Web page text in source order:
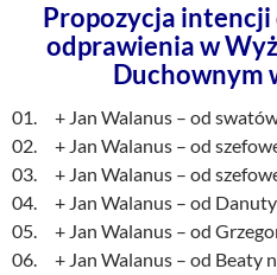
Propozycja intencji
odprawienia w
Duchownym
01. + Jan Walanus – od
02. + Jan Walanus – od
03. + Jan Walanus – od
04. + Jan Walanus – od Danuty
05. + Jan Walanus – od
06. + Jan Walanus – od Beaty